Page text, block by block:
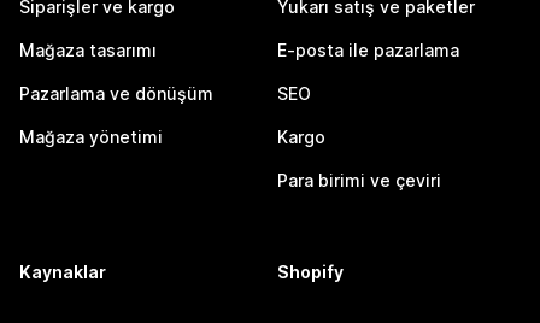
Siparişler ve kargo
Mağaza tasarımı
Pazarlama ve dönüşüm
Mağaza yönetimi
Yukarı satış ve paketler
E-posta ile pazarlama
SEO
Kargo
Para birimi ve çeviri
Kaynaklar Shopify